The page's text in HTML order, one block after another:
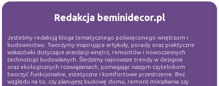
Redakcja beminidecor.pl
Jesteśmy redakcją bloga tematycznego poświęconego wnętrzom i
budownictwu. Tworzymy inspirujące artykuły, porady oraz praktyczne
wskazówki dotyczące aranżacji wnętrz, remontów i nowoczesnych
technologii budowlanych. Śledzimy najnowsze trendy w designie
oraz ekologicznych rozwiązaniach, pomagając naszym czytelnikom
tworzyć funkcjonalne, estetyczne i komfortowe przestrzenie. Bez
względu na to, czy planujesz budowę domu, remont mieszkania czy